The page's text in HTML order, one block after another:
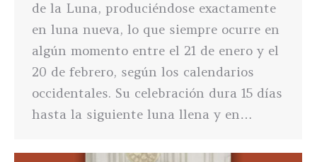
de la Luna, produciéndose exactamente
en luna nueva, lo que siempre ocurre en
algún momento entre el 21 de enero y el
20 de febrero, según los calendarios
occidentales. Su celebración dura 15 días
hasta la siguiente luna llena y en…